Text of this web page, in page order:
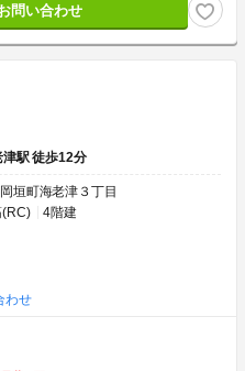
問い合わせ
津駅 徒歩12分
垣町海老津３丁目
4階建
わせ